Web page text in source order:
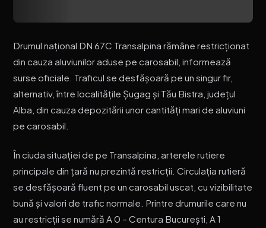
Drumul național DN 67C Transalpina rămâne restricționat
din cauza aluviunilor aduse pe carosabil, informează
surse oficiale. Traficul se desfășoară pe un singur fir,
alternativ, între localitățile Șugag și Tău Bistra, județul
Alba, din cauza depozitării unor cantități mari de aluviuni
pe carosabil.
În ciuda situației de pe Transalpina, arterele rutiere
principale din țară nu prezintă restricții. Circulația rutieră
se desfășoară fluent pe un carosabil uscat, cu vizibilitate
bună și valori de trafic normale. Printre drumurile care nu
au restricții se numără A 0 – Centura București, A 1